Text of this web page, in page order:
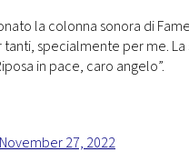
la colonna sonora di
tanti, specialmente per me.
in pace, caro angelo”.
November 27, 2022